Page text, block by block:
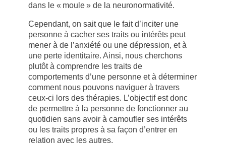
dans le « moule » de la neuronormativité.
Cependant, on sait que le fait d’inciter une
personne à cacher ses traits ou intérêts peut
mener à de l’anxiété ou une dépression, et à
une perte identitaire. Ainsi, nous cherchons
plutôt à comprendre les traits de
comportements d’une personne et à déterminer
comment nous pouvons naviguer à travers
ceux-ci lors des thérapies. L’objectif est donc
de permettre à la personne de fonctionner au
quotidien sans avoir à camoufler ses intérêts
ou les traits propres à sa façon d’entrer en
relation avec les autres.